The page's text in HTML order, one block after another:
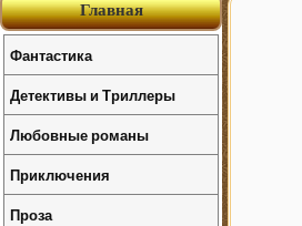
Главная
Фантастика
Детективы и Триллеры
Любовные романы
Приключения
Проза